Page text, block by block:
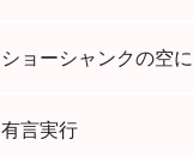
ショーシャンクの空に
有言実行